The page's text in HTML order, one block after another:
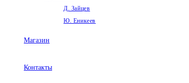
Д. Зайцев
Ю. Еникеев
Магазин
Контакты